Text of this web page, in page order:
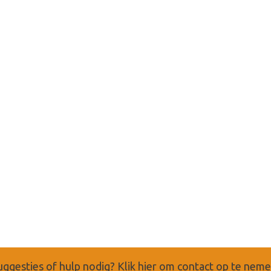
of hulp nodig? Klik hier om contact op te